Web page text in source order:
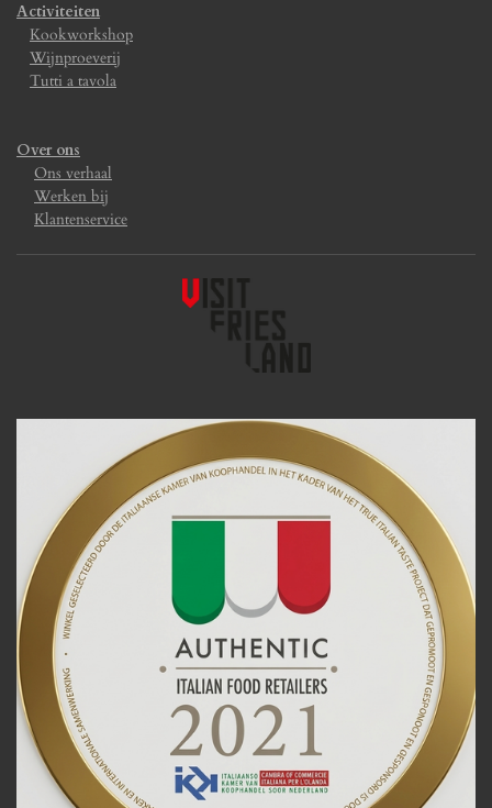
Activiteiten
Kookworkshop
Wijnproeverij
Tutti a tavola
Over ons
Ons verhaal
Werken bij
Klantenservice